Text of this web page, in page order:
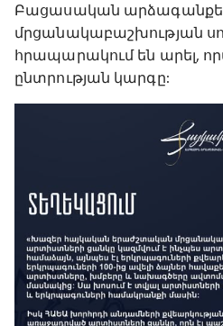
Բացասական
մրցանակաբաշխության
հրապարակում են արել,
ընտրության կարգը: